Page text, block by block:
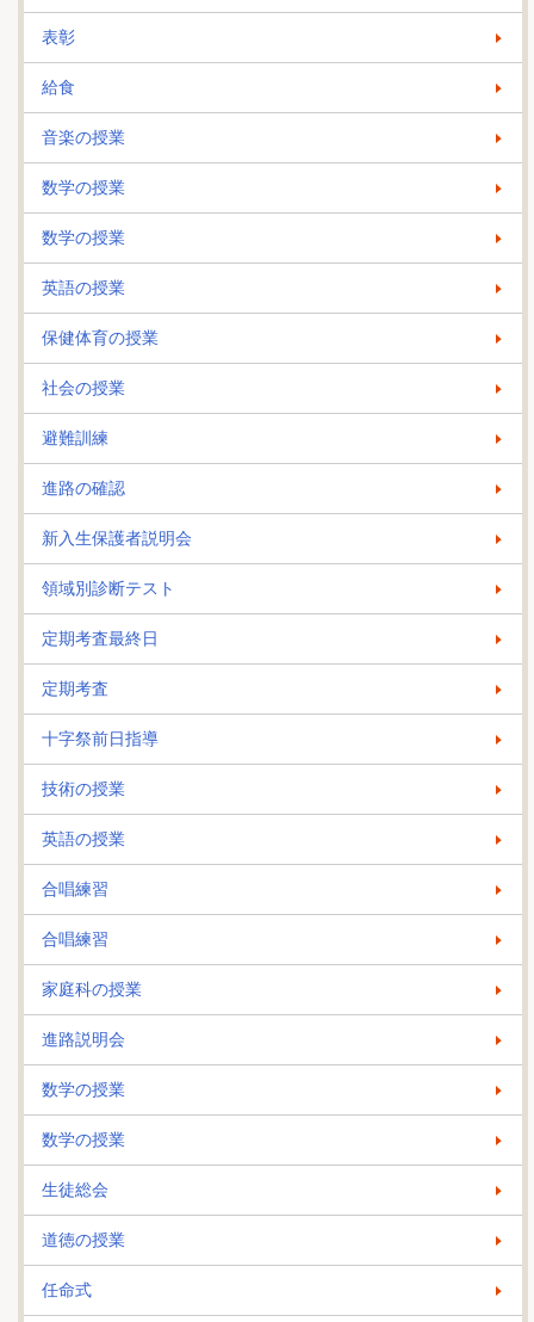
表彰
給食
音楽の授業
数学の授業
数学の授業
英語の授業
保健体育の授業
社会の授業
避難訓練
進路の確認
新入生保護者説明会
領域別診断テスト
定期考査最終日
定期考査
十字祭前日指導
技術の授業
英語の授業
合唱練習
合唱練習
家庭科の授業
進路説明会
数学の授業
数学の授業
生徒総会
道徳の授業
任命式